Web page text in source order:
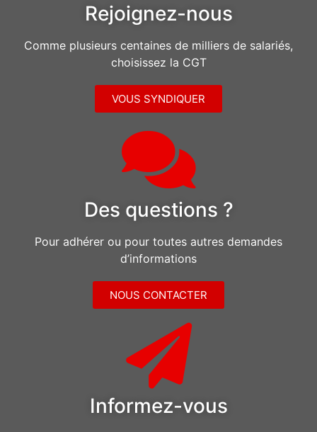
Rejoignez-nous
Comme plusieurs centaines de milliers de salariés,
choisissez la CGT
VOUS SYNDIQUER
Des questions ?
Pour adhérer ou pour toutes autres demandes
d’informations
NOUS CONTACTER
Informez-vous